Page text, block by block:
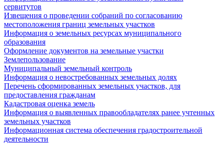
сервитутов
Извещения о проведении собраний по согласованию
местоположения границ земельных участков
Информация о земельных ресурсах муниципального
образования
Оформление документов на земельные участки
Землепользование
Муниципальный земельный контроль
Информация о невостребованных земельных долях
Перечень сформированных земельных участков, для
предоставления гражданам
Кадастровая оценка земель
Информация о выявленных правообладателях ранее учтенных
земельных участков
Информационная система обеспечения градостроительной
деятельности